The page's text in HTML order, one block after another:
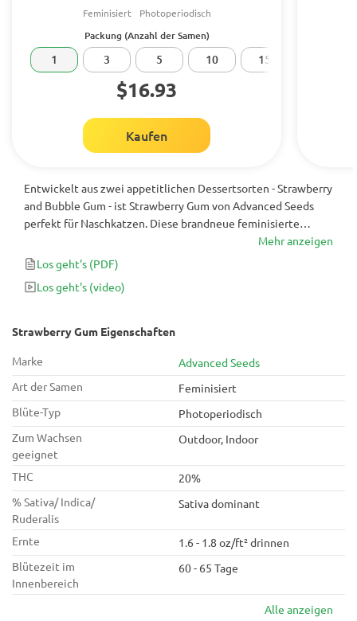
Feminisiert Photoperiodisch
Packung (Anzahl der Samen)
1 3 5 10 15
$16.93
Kaufen
Entwickelt aus zwei appetitlichen Dessertsorten - Strawberry
and Bubble Gum - ist Strawberry Gum von Advanced Seeds
perfekt für Naschkatzen. Diese brandneue feminisierte
Cannabis-Sorte ist mit Aromen und Geschmacksrichtungen
von frisch geschnittenen Erdbeeren gefüllt. Wenn Sie Lust
auf Geschmack und einen Tag voller Lachen haben, sind Sie
bei diesem wirklich potenten und köstlichen Cannabis-
Mehr anzeigen
Los geht's (PDF)
Los geht's (video)
Strawberry Gum Eigenschaften
Marke
Advanced Seeds
Art der Samen
Feminisiert
Blüte-Typ
Photoperiodisch
Zum Wachsen
geeignet
Outdoor, Indoor
THC
20%
% Sativa/ Indica/
Ruderalis
Sativa dominant
Ernte
1.6 - 1.8 oz/ft² drinnen
Blütezeit im
Innenbereich
60 - 65 Tage
Alle anzeigen